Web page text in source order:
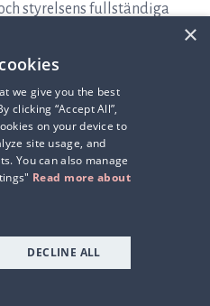
styrelsens fullständiga
samt på Bolagets
senast från och med
förslag och
att finnas tillgängligt på
som anges ovan senast
skickas också
som begär det och som
kommer Bolaget att
med sin
×
we give you the best
clicking “Accept All”,
on your device to
site usage, and
You can also manage
Read more about
DECLINE ALL